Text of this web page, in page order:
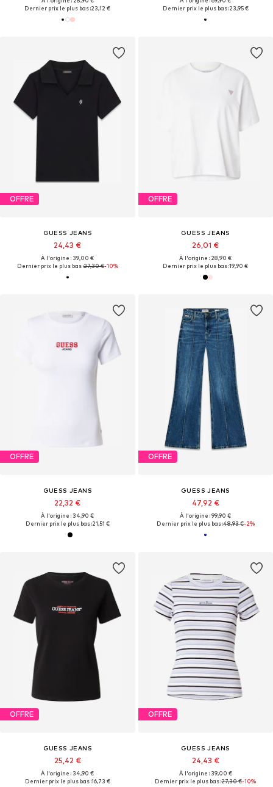
Dernier prix le plus bas :23,12 €
Dernier prix le plus bas :23,95 €
OFFRE
GUESS JEANS
24,43 €
À l'origine : 39,00 €
Dernier prix le plus bas :27,30 €-10%
OFFRE
GUESS JEANS
26,01 €
À l'origine : 28,90 €
Dernier prix le plus bas :19,90 €
OFFRE
GUESS JEANS
22,32 €
À l'origine : 34,90 €
Dernier prix le plus bas :21,51 €
OFFRE
GUESS JEANS
47,92 €
À l'origine : 99,90 €
Dernier prix le plus bas :48,93 €-2%
OFFRE
GUESS JEANS
25,42 €
À l'origine : 34,90 €
Dernier prix le plus bas :16,73 €
OFFRE
GUESS JEANS
24,43 €
À l'origine : 39,00 €
Dernier prix le plus bas :27,30 €-10%